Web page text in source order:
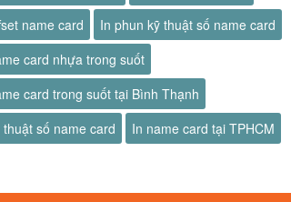
name card
In phun kỹ thuật số name card
card nhựa trong suốt
card trong suốt tại Bình Thạnh
thuật số name card
In name card tại TPHCM